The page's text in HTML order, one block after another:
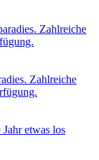
Zahlreiche
Zahlreiche
etwas los